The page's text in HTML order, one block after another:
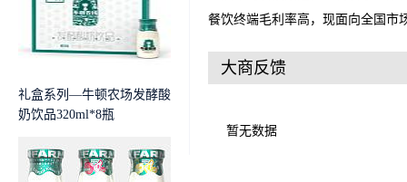
礼盒系列—牛顿农场发酵酸
奶饮品320ml*8瓶
餐饮终端毛利率高，现面向全国市
大商反馈
暂无数据